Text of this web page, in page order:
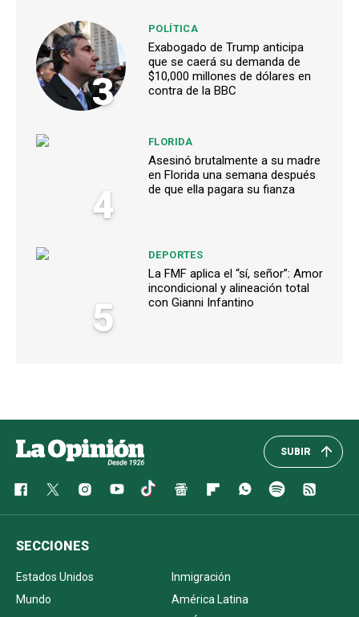
3
POLÍTICA
Exabogado de Trump anticipa
que se caerá su demanda de
$10,000 millones de dólares en
contra de la BBC
4
FLORIDA
Asesinó brutalmente a su madre
en Florida una semana después
de que ella pagara su fianza
5
DEPORTES
La FMF aplica el “sí, señor”: Amor
incondicional y alineación total
con Gianni Infantino
SUBIR
SECCIONES
Estados Unidos
Inmigración
Mundo
América Latina